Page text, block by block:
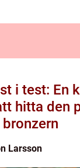
i test: En
hitta den
bronzern
Larsson